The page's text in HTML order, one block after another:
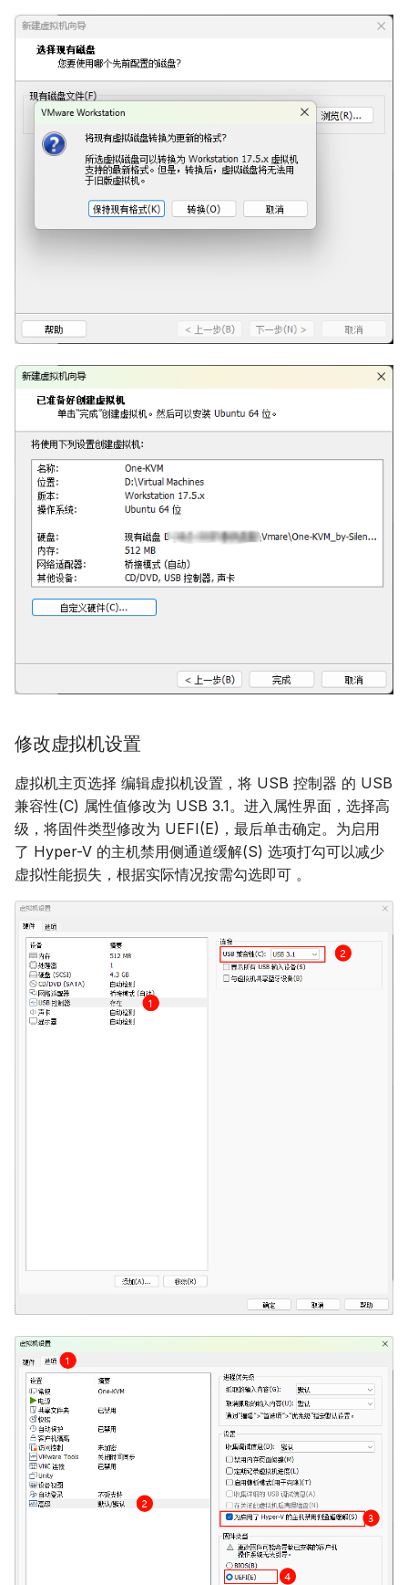
修改虚拟机设置
虚拟机主页选择 编辑虚拟机设置，将 USB 控制器 的 USB
兼容性(C) 属性值修改为 USB 3.1。进入属性界面，选择高
级，将固件类型修改为 UEFI(E)，最后单击确定。为启用
了 Hyper-V 的主机禁用侧通道缓解(S) 选项打勾可以减少
虚拟性能损失，根据实际情况按需勾选即可 。